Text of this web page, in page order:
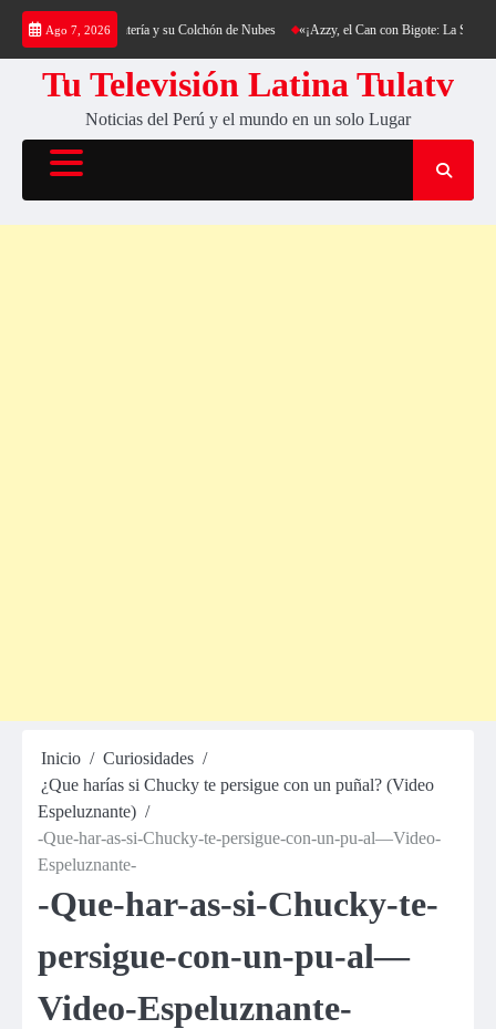
Saltar
contenido
Ago 7, 2026
al Cerro Cantería y su Colchón de Nubes «¡Azzy, el Can con Bigote: La
Tu Televisión Latina Tulatv
Noticias del Perú y el mundo en un solo Lugar
Inicio
Curiosidades
¿Que harías si Chucky te persigue con un puñal? (Video
Espeluznante)
-Que-har-as-si-Chucky-te-persigue-con-un-pu-al—Video-
Espeluznante-
-Que-har-as-si-Chucky-te-
persigue-con-un-pu-al—
Video-Espeluznante-